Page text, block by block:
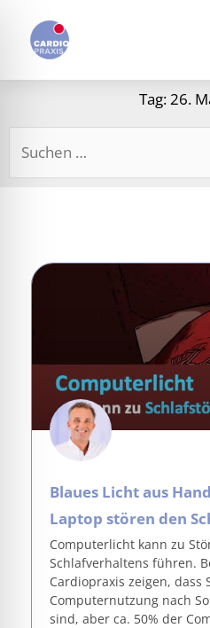
Inhalt
springen
Tag: 26.
Blaues Licht aus
Laptop stören den
Computerlicht kann zu
Schlafverhaltens führen.
Cardiopraxis zeigen, dass
Computernutzung nach
sind, aber ca. 50% der